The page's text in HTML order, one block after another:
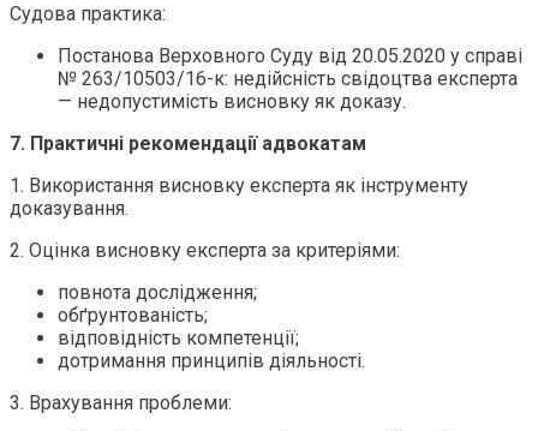
Судова практика:
Постанова Верховного Суду від 20.05.2020 у справі
№ 263/10503/16-к: недійсність свідоцтва експерта
— недопустимість висновку як доказу.
7. Практичні рекомендації адвокатам
1. Використання висновку експерта як інструменту
доказування.
2. Оцінка висновку експерта за критеріями:
повнота дослідження;
обґрунтованість;
відповідність компетенції;
дотримання принципів діяльності.
3. Врахування проблеми: